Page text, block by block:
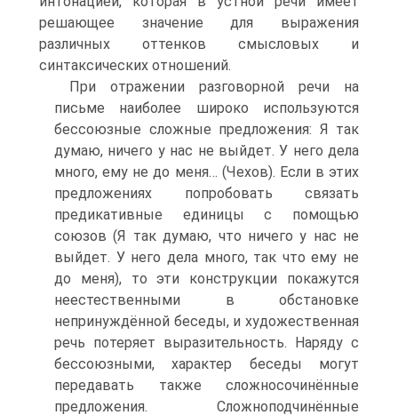
решающее значение для выражения
различных оттенков смысловых и
синтаксических отношений.
При отражении разговорной речи на
письме наиболее широко используются
бессоюзные сложные предложения: Я так
думаю, ничего у нас не выйдет. У него дела
много, ему не до меня… (Чехов). Если в этих
предложениях попробовать связать
предикативные единицы с помощью
союзов (Я так думаю, что ничего у нас не
выйдет. У него дела много, так что ему не
до меня), то эти конструкции покажутся
неестественными в обстановке
непринуждённой беседы, и художественная
речь потеряет выразительность. Наряду с
бессоюзными, характер беседы могут
передавать также сложносочинённые
предложения. Сложноподчинённые